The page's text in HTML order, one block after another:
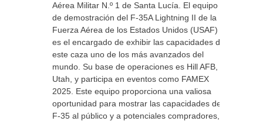
Aérea Militar N.º 1 de Santa Lucía. El equipo
de demostración del F-35A Lightning II de la
Fuerza Aérea de los Estados Unidos (USAF)
es el encargado de exhibir las capacidades de
este caza uno de los más avanzados del
mundo. Su base de operaciones es Hill AFB,
Utah, y participa en eventos como FAMEX
2025. Este equipo proporciona una valiosa
oportunidad para mostrar las capacidades del
F-35 al público y a potenciales compradores,